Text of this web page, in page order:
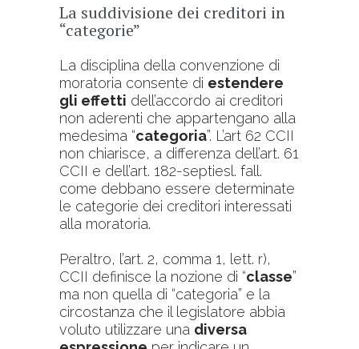
La suddivisione dei creditori in
“categorie”
La disciplina della convenzione di
moratoria consente di estendere
gli effetti dell’accordo ai creditori
non aderenti che appartengano alla
medesima “categoria”. L’art 62 CCII
non chiarisce, a differenza dell’art. 61
CCII e dell’art. 182-septiesl. fall.
come debbano essere determinate
le categorie dei creditori interessati
alla moratoria.
Peraltro, l’art. 2, comma 1, lett. r),
CCII definisce la nozione di “classe”
ma non quella di “categoria” e la
circostanza che il legislatore abbia
voluto utilizzare una diversa